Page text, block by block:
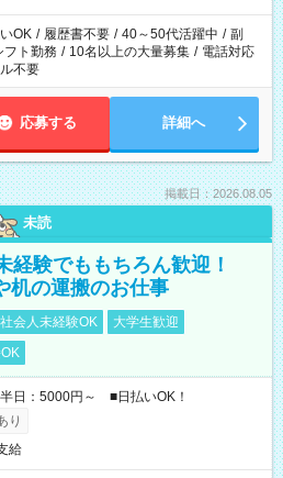
OK / 履歴書不要 / 40～50代活躍中 / 副
フト勤務 / 10名以上の大量募集 / 電話対応
不要
応募する 詳細へ
掲載日：2026.08.05
未読
経験でももちろん歓迎！
机の運搬のお仕事
社会人未経験OK
大学生歓迎
日：5000円～ ■日払いOK！
り
給